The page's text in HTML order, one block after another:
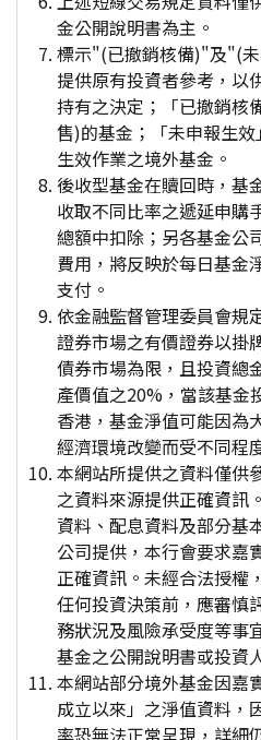
金公開說明書為主。
標示"(已撤銷核備)"及"(
提供原有投資者參考，以
持有之決定；「已撤銷核
售)的基金；「未申報生
生效作業之境外基金。
後收型基金在贖回時，基
收取不同比率之遞延申購
總額中扣除；另各基金公
費用，將反映於每日基金
支付。
依金融監督管理委員會規
證券市場之有價證券以掛
債券市場為限，且投資總
產價值之20%，當該基金
香港，基金淨值可能因為
經濟環境改變而受不同程
本網站所提供之資料僅供
之資料來源提供正確資訊
資料、配息資料及部分基
公司提供，本行會要求嘉
正確資訊。未經合法授權
任何投資決策前，應審慎
務狀況及風險承受度等事
基金之公開說明書或投資
本網站部分境外基金因嘉
成立以來」之淨值資料，
率恐無法正常呈現，詳細